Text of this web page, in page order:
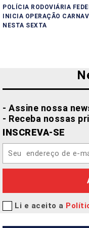
POLÍCIA RODOVIÁRIA
INICIA OPERAÇÃO
NESTA SEXTA
- Assine nossa
- Receba nossas
INSCREVA-SE
Li e aceito a